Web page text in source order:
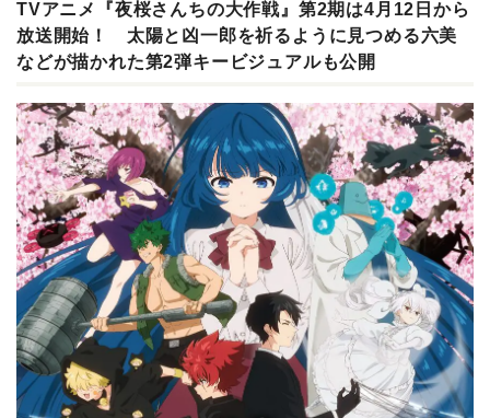
TVアニメ『夜桜さんちの大作戦』第2期は4月12日から
放送開始！ 太陽と凶一郎を祈るように見つめる六美
などが描かれた第2弾キービジュアルも公開